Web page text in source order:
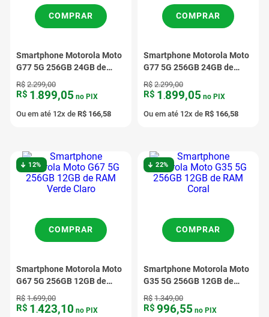
Smartphone Motorola Moto
G77 5G 256GB 24GB de
RAM Marrom
R$ 2.299,00
R$ 1 .899,05 no PIX
Ou em até 12x de R$ 166,58
COMPRAR
Smartphone Motorola Moto
G77 5G 256GB 24GB de
RAM Verde Escuro
R$ 2.299,00
R$ 1 .899,05 no PIX
Ou em até 12x de R$ 166,58
COMPRAR
12%
Smartphone Motorola Moto
G67 5G 256GB 12GB de
RAM Verde Claro
R$ 1.699,00
R$ 1 .423,10 no PIX
COMPRAR
22%
Smartphone Motorola Moto
G35 5G 256GB 12GB de
RAM Coral
R$ 1.349,00
R$ 996,55 no PIX
COMPRAR